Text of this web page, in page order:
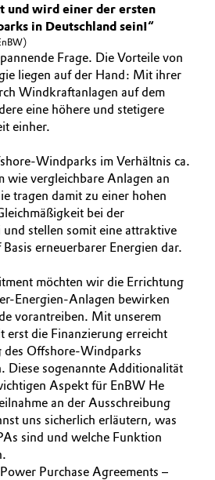
und wird einer der ersten
in Deutschland sein!“
Frage. Die Vorteile von
liegen auf der Hand: Mit ihrer
Windkraftanlagen auf dem
eine höhere und stetigere
einher.
Windparks im Verhältnis ca.
wie vergleichbare Anlagen an
tragen damit zu einer hohen
bei der
stellen somit eine attraktive
erneuerbarer Energien dar.
möchten wir die Errichtung
Energien-Anlagen bewirken
vorantreiben. Mit unserem
erst die Finanzierung erreicht
des Offshore-Windparks
Diese sogenannte Additionalität
Aspekt für EnBW He
an der Ausschreibung
uns sicherlich erläutern, was
sind und welche Funktion
Purchase Agreements –